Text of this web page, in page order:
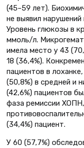
(45–59 лет).
не выявил
Уровень глюкозы в
ммоль/л.
имела место у 43
18 (36,4%).
пациентов в
(50,8%) в средней и
(42,6%) пациентов
фаза ремиссии
(34,4%) пациент.
У 60 (57,7%)